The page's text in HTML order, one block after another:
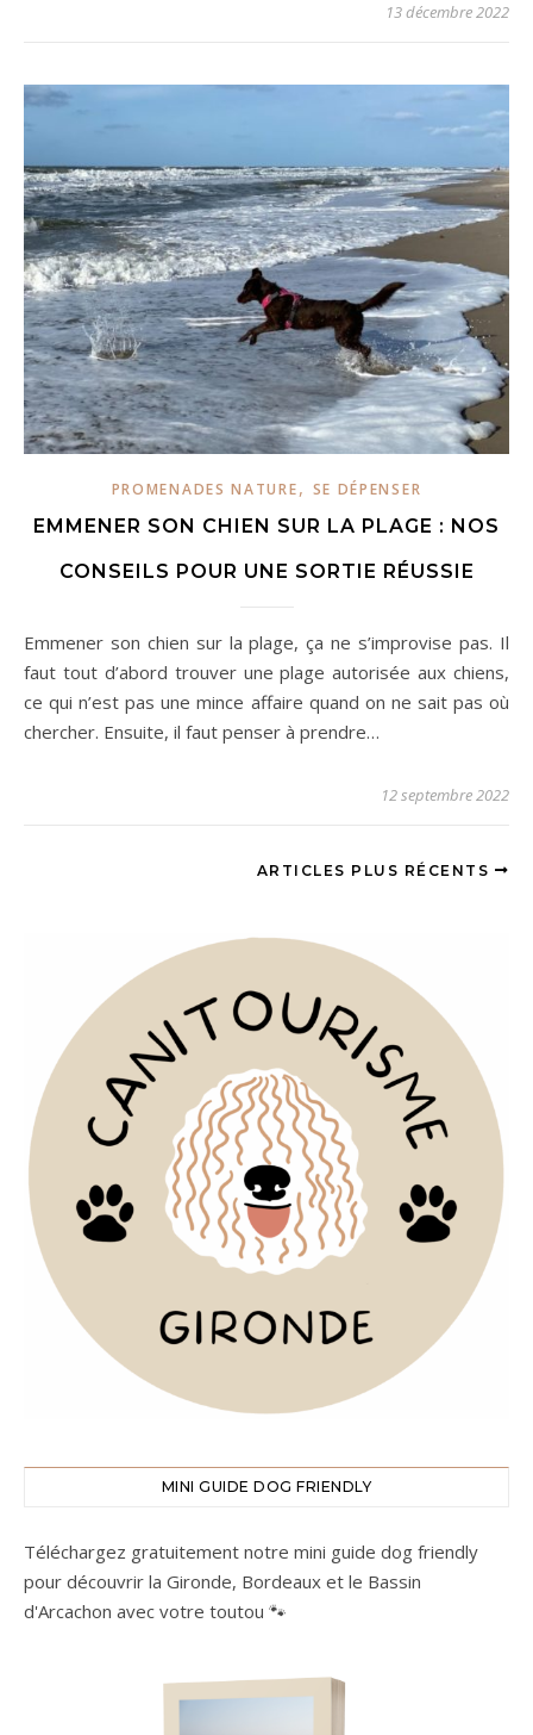
13 décembre 2022
PROMENADES NATURE, SE DÉPENSER
EMMENER SON CHIEN SUR LA PLAGE : NOS
CONSEILS POUR UNE SORTIE RÉUSSIE
Emmener son chien sur la plage, ça ne s’improvise pas. Il
faut tout d’abord trouver une plage autorisée aux chiens,
ce qui n’est pas une mince affaire quand on ne sait pas où
chercher. Ensuite, il faut penser à prendre…
12 septembre 2022
ARTICLES PLUS RÉCENTS
MINI GUIDE DOG FRIENDLY
Téléchargez gratuitement notre mini guide dog friendly
pour découvrir la Gironde, Bordeaux et le Bassin
d'Arcachon avec votre toutou 🐾